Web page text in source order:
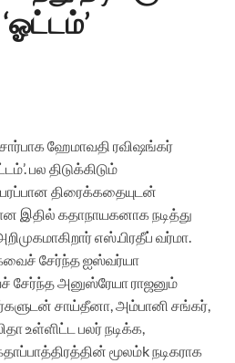
ஹேமாவதி ரவிஷங்கர்
பல திடுக்கிடும்
திரைக்கதையுடன்
இதில் கதாநாயகனாக நடித்து
எஸ்.பிரதீப் வர்மா.
சேர்ந்த ஐஸ்வர்யா
சேர்ந்த அனுஸ்ரேயா ராஜனும்
சாய்தீனா, அம்பானி சங்கர்,
உள்ளிட்ட பலர் நடிக்க,
மூலம்k நடிகராக